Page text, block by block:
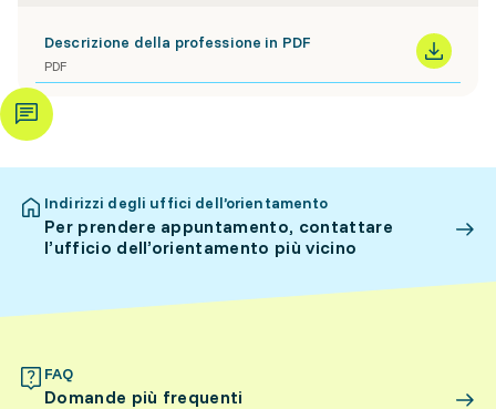
Descrizione della professione in PDF
PDF
Indirizzi degli uffici dell’orientamento
Per prendere appuntamento, contattare
l’ufficio dell’orientamento più vicino
FAQ
Domande più frequenti